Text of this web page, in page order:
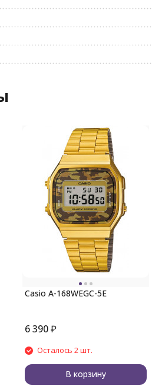
Casio A-168WEGC-5E
6 390₽
Осталось 2 шт.
В корзину